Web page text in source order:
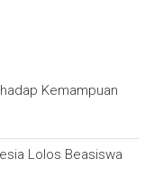
Kemampuan
Lolos Beasiswa